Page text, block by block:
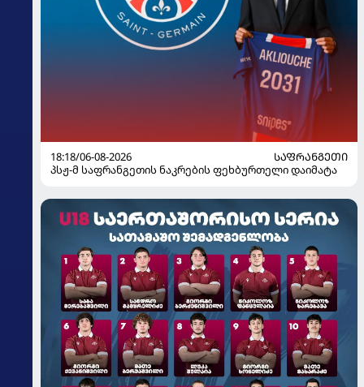
18:18/06-08-2026
ᲡᲐᲤᲠᲐᲜᲒᲔᲗᲘ
პსჟ-მ საფრანგეთის ნაკრების ფეხბურთელი დაიმატა